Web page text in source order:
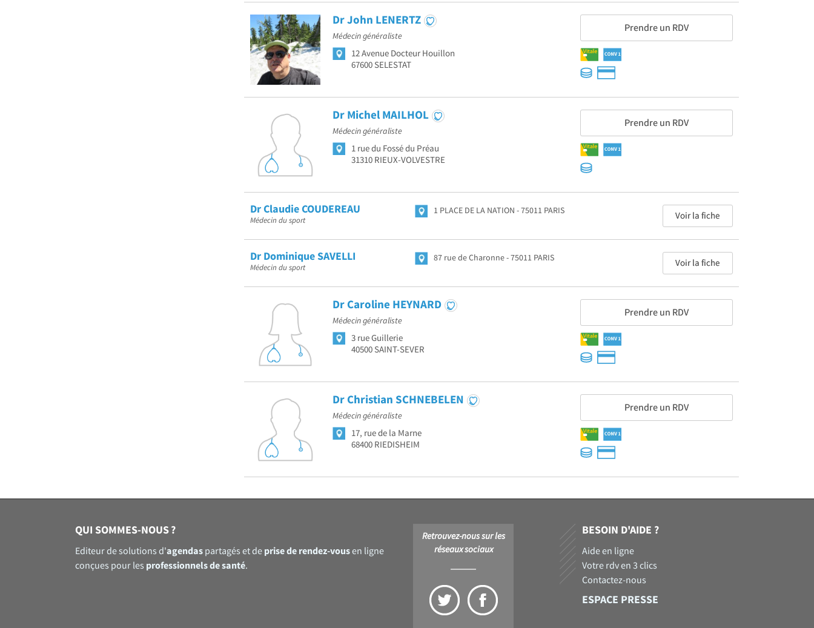
Dr John LENERTZ
Médecin généraliste
Prendre un RDV
12 Avenue Docteur Houillon
67600 SELESTAT
Dr Michel MAILHOL
Médecin généraliste
Prendre un RDV
1 rue du Fossé du Préau
31310 RIEUX-VOLVESTRE
Dr Claudie COUDEREAU
Médecin du sport
1 PLACE DE LA NATION 75011 PARIS Voir la fiche
Dr Dominique SAVELLI
Médecin du sport
87 rue de Charonne 75011 PARIS Voir la fiche
Dr Caroline HEYNARD
Médecin généraliste
Prendre un RDV
3 rue Guillerie
40500 SAINT-SEVER
Dr Christian SCHNEBELEN
Médecin généraliste
Prendre un RDV
17, rue de la Marne
68400 RIEDISHEIM
QUI SOMMES-NOUS ?
Editeur de solutions d'agendas partagés et de prise de rendez-vousen ligne
conçues pour les professionnels de santé.
Retrouvez-nous sur les
réseaux sociaux
BESOIN D'AIDE ?
Aide en ligne
Votre rdv en 3 clics
Contactez-nous
ESPACE PRESSE